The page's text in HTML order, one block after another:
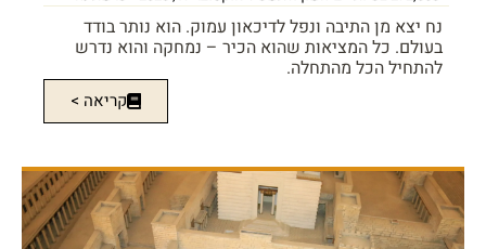
נח יצא מן התיבה ונפל לדיכאון עמוק. הוא נותר בודד
בעולם. כל המציאות שהוא הכיר – נמחקה והוא נדרש
להתחיל הכל מהתחלה.
קריאה >